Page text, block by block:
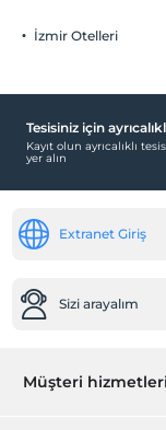
İzmir Otelleri
Tesisiniz için
Kayıt olun ayrıcalıklı
yer alın
Extranet Giriş
Sizi arayalım
Müşteri hizmetleri